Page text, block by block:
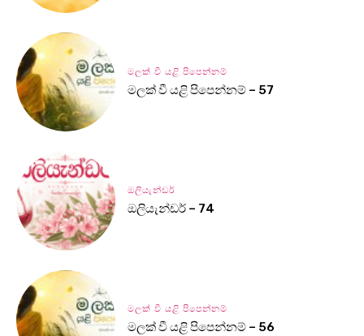
මලක් වී යළි පිපෙන්නම්
මලක් වී යළි පිපෙන්නම් – 57
ඔලියැන්ඩර්
ඔලියැන්ඩර් – 74
මලක් වී යළි පිපෙන්නම්
මලක් වී යළි පිපෙන්නම් – 56